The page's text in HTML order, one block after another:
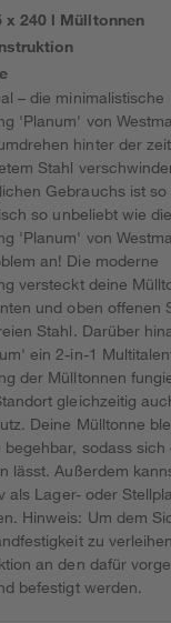
x 240 l Mülltonnen
– die minimalistische
'Planum' von
hinter der
Stahl
Gebrauchs ist so
so unbeliebt wie
'Planum' von
an! Die moderne
versteckt deine
und oben offenen
Stahl. Darüber
ein 2-in-1
der Mülltonnen
gleichzeitig
Deine Mülltonne
sodass sich
lässt. Außerdem
als Lager- oder
Hinweis: Um dem
zu
an den dafür
befestigt werden.